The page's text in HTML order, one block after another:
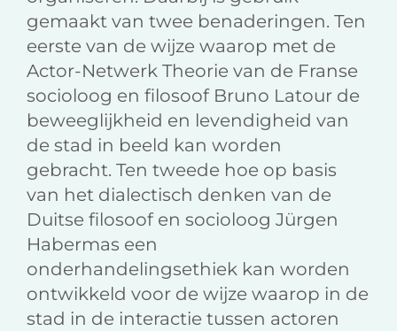
gemaakt van twee benaderingen. Ten
eerste van de wijze waarop met de
Actor-Netwerk Theorie van de Franse
socioloog en filosoof Bruno Latour de
beweeglijkheid en levendigheid van
de stad in beeld kan worden
gebracht. Ten tweede hoe op basis
van het dialectisch denken van de
Duitse filosoof en socioloog Jürgen
Habermas een
onderhandelingsethiek kan worden
ontwikkeld voor de wijze waarop in de
stad in de interactie tussen actoren